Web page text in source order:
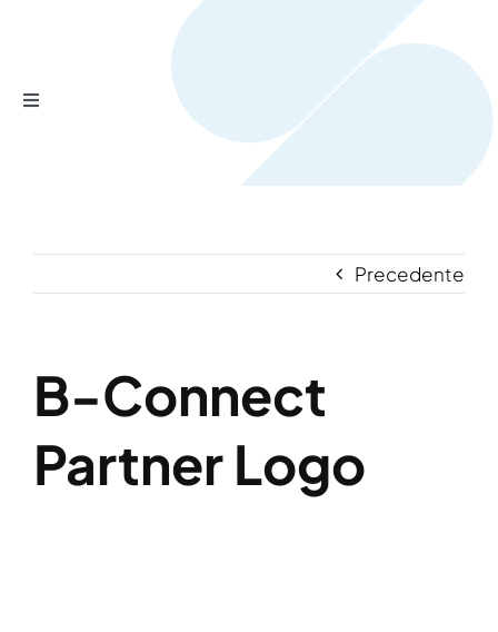
Toggle
Chi siamo?
Contattaci
Precedente
B-Connect
Partner Logo